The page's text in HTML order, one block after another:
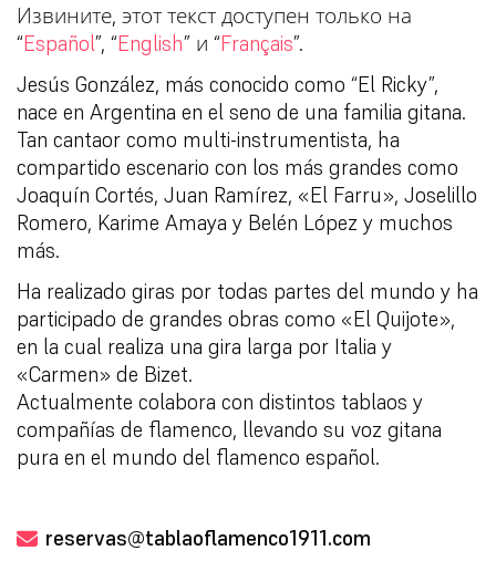
Извините, этот текст доступен только на
“Español”, “English” и “Français”.
Jesús González, más conocido como “El Ricky”,
nace en Argentina en el seno de una familia gitana.
Tan cantaor como multi-instrumentista, ha
compartido escenario con los más grandes como
Joaquín Cortés, Juan Ramírez, «El Farru», Joselillo
Romero, Karime Amaya y Belén López y muchos
más.
Ha realizado giras por todas partes del mundo y ha
participado de grandes obras como «El Quijote»,
en la cual realiza una gira larga por Italia y
«Carmen» de Bizet.
Actualmente colabora con distintos tablaos y
compañías de flamenco, llevando su voz gitana
pura en el mundo del flamenco español.
reservas@tablaoflamenco1911.com